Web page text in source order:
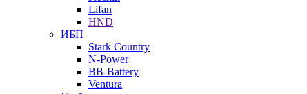
Lifan
HND
ИБП
Stark Country
N-Power
BB-Battery
Ventura